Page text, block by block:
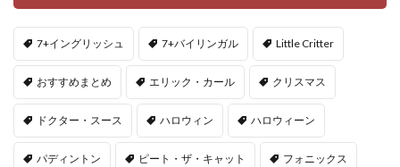
7+イングリッシュ 7+バイリンガル Little Critter
おすすめまとめ エリック・カール クリスマス
ドクター・スース ハロウィン ハロウィーン
パディントン ピート・ザ・キャット フォニックス